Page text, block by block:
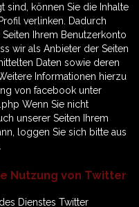
sind, können Sie die Inhalte
verlinken. Dadurch
Ihrem Benutzerkonto
wir als Anbieter der Seiten
Daten sowie deren
Informationen hierzu
von facebook unter
Wenn Sie nicht
unserer Seiten Ihrem
loggen Sie sich bitte aus
Nutzung von Twitter
Dienstes Twitter